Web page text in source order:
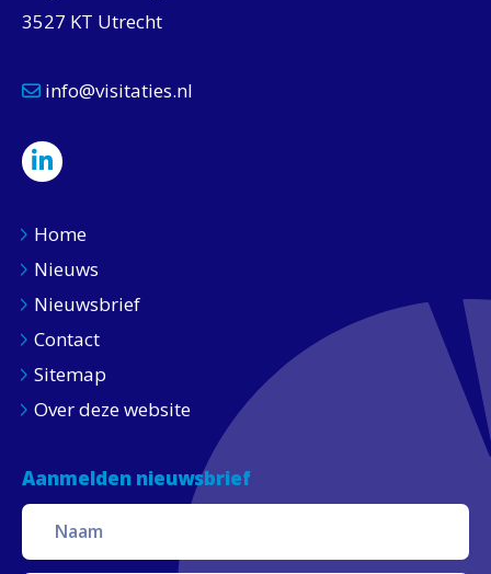
3527 KT Utrecht
info@visitaties.nl
Home
Nieuws
Nieuwsbrief
Contact
Sitemap
Over deze website
Aanmelden nieuwsbrief